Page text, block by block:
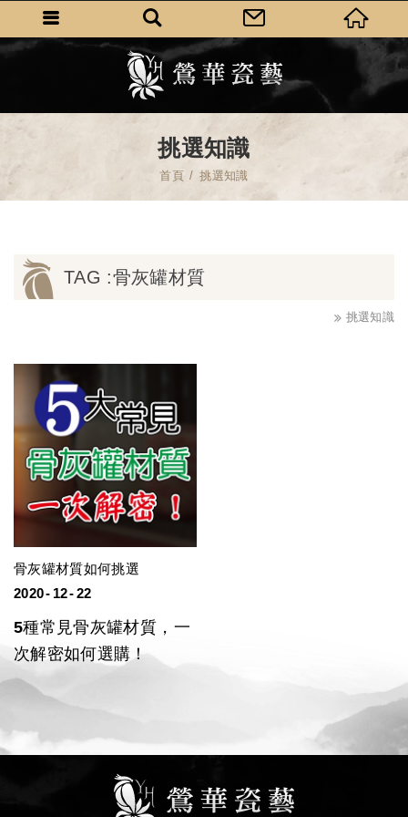
挑選知識
首頁 挑選知識
TAG :骨灰罐材質
挑選知識
骨灰罐材質如何挑選
22
12
2020
5種常見骨灰罐材質，一
次解密如何選購！